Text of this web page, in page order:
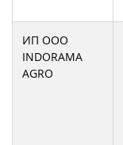
ИП ООО
INDORAMA
AGRO